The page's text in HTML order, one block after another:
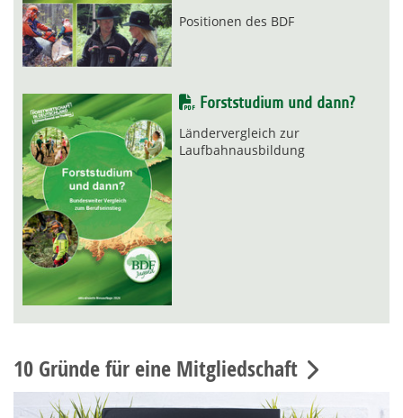
Positionen des BDF
Forststudium und dann?
Ländervergleich zur
Laufbahnausbildung
10 Gründe für eine Mitgliedschaft